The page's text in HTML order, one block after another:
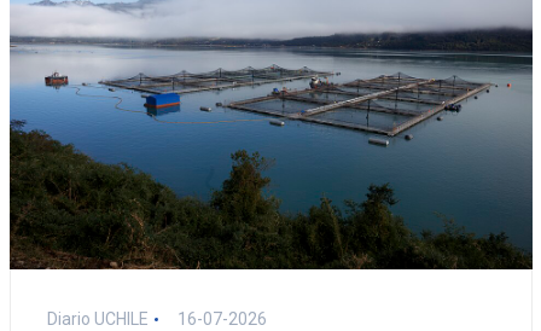
Diario UCHILE 16-07-2026